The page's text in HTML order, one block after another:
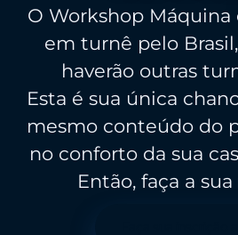
O Workshop Máquina
em turnê pelo
haverão outras
Esta é sua única
mesmo conteúdo do
no conforto da sua
Então, faça a